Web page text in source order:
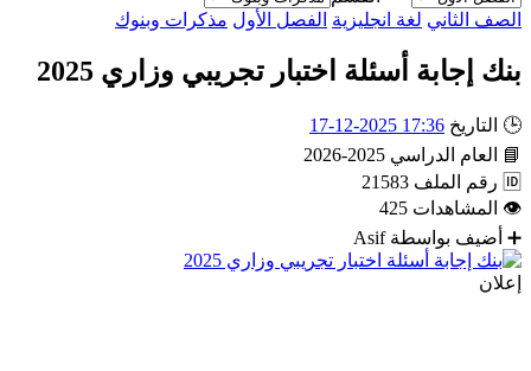
الصف الثاني لغة انجليزية الفصل الأول مذكرات وبنوك
بنك إجابة أسئلة اختبار تجريبي وزاري 2025
🕒 التاريخ 17:36 2025-12-17
📘
العام الدراسي 2025-2026
🆔 رقم الملف 21583
👁
المشاهدات 425
➕
أضيف بواسطة Asif
إعلان